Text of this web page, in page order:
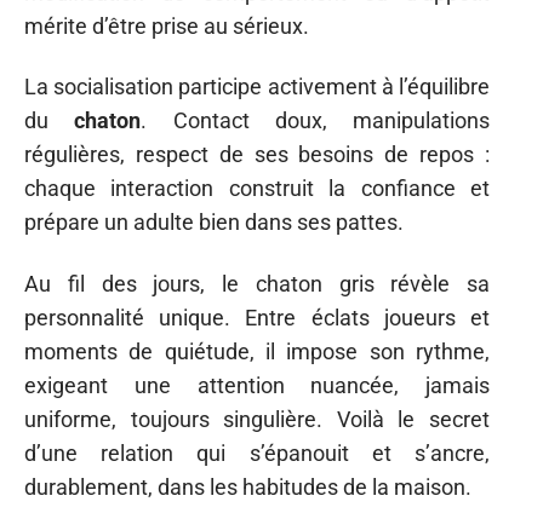
mérite d’être prise au sérieux.
La socialisation participe activement à l’équilibre
duchaton. Contact doux, manipulations
régulières, respect de ses besoins de repos :
chaque interaction construit la confiance et
prépare un adulte bien dans ses pattes.
Au fil des jours, le chaton gris révèle sa
personnalité unique. Entre éclats joueurs et
moments de quiétude, il impose son rythme,
exigeant une attention nuancée, jamais
uniforme, toujours singulière. Voilà le secret
d’une relation qui s’épanouit et s’ancre,
durablement, dans les habitudes de la maison.